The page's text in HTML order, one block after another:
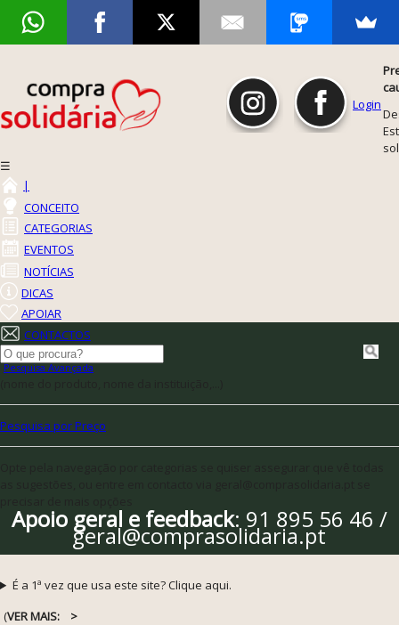
Login
☰
|
CONCEITO
CATEGORIAS
EVENTOS
NOTÍCIAS
DICAS
APOIAR
CONTACTOS
Pesquisa Avançada
Pesquisa por Preço
Apoio geral e feedback: 91 895 56 46 /
geral@comprasolidaria.pt
É a 1ª vez que usa este site? Clique aqui.
(VER MAIS: >